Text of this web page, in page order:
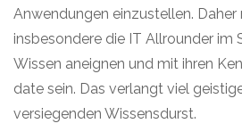
Anwendungen einzustellen. Daher
insbesondere die IT Allrounder im
Wissen aneignen und mit ihren
date sein. Das verlangt viel
versiegenden Wissensdurst.